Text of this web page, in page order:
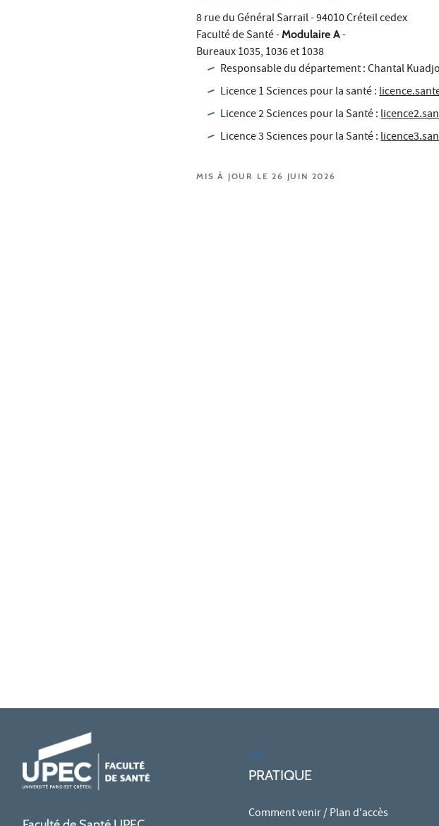
8 rue du Général Sarrail - 94010 Créteil cedex
Faculté de Santé -Modulaire A-
Bureaux 1035, 1036 et 1038
Responsable du département : Chantal
Licence 1 Sciences pour la santé :
Licence 2 Sciences pour la Santé :
Licence 3 Sciences pour la Santé :
MIS À JOUR LE 26 JUIN 2026
PRATIQUE
Comment venir / Plan d'accès